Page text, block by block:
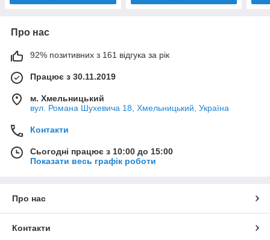
Про нас
92% позитивних з 161 відгука за рік
Працює з 30.11.2019
м. Хмельницький
вул. Романа Шухевича 18, Хмельницький, Україна
Контакти
Сьогодні працює з 10:00 до 15:00
Показати весь графік роботи
Про нас
Контакти